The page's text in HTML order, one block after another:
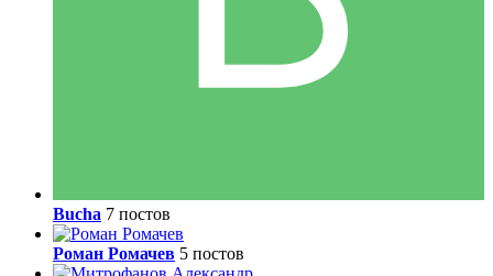
Bucha 7 постов
Роман Ромачев 5 постов